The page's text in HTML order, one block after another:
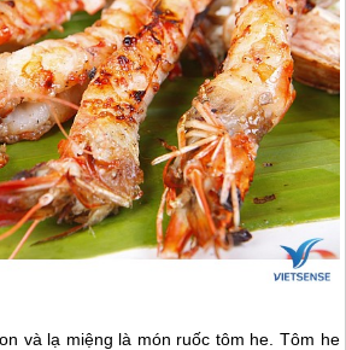
và lạ miệng là món ruốc tôm he. Tôm he